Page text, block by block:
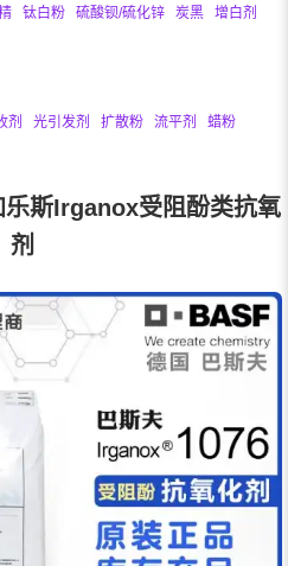
钛白粉 硫酸钡/硫化锌 炭黑
增白剂
剂 光引发剂 扩散粉 流平剂
蜡粉
乐斯Irganox受阻酚类抗氧
剂